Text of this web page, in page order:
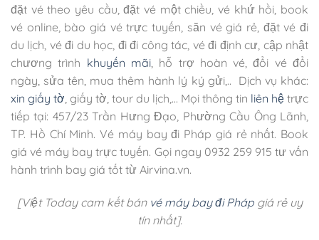
đặt vé theo yêu cầu, đặt vé một chiều, vé khứ hồi, book
vé online, bào giá vé trực tuyến, săn vé giá rẻ, đặt vé đi
du lịch, vé đi du học, đi đi công tác, vé đi định cư, cập nhật
chương trình khuyến mãi, hỗ trợ hoàn vé, đổi vé đổi
ngày, sửa tên, mua thêm hành lý ký gửi,.. Dịch vụ khác:
xin giấy tờ, giấy tờ, tour du lịch,… Mọi thông tin liên hệ trực
tiếp tại: 457/23 Trần Hưng Đạo, Phường Cầu Ông Lãnh,
TP. Hồ Chí Minh. Vé máy bay đi Pháp giá rẻ nhất. Book
giá vé máy bay trực tuyến. Gọi ngay 0932 259 915 tư vấn
hành trình bay giá tốt từ Airvina.vn.
[Việt Today cam kết bán vé máy bay đi Phápgiá rẻ uy
tín nhất].